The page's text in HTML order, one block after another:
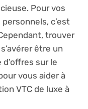
Pour vos
c’est
trouver
être un
sur le
vous aider à
VTC de luxe à